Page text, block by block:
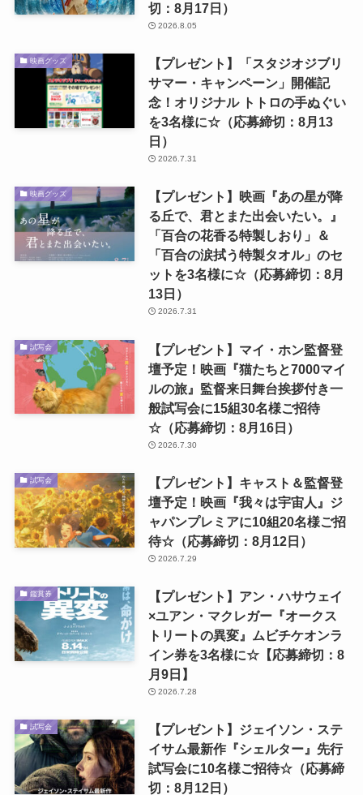
切：8月17日）
2026.8.05
映画グッズ
【プレゼント】「スタジオジブリ
サマー・キャンペーン」開催記
念！オリジナル トトロの手ぬぐい
を3名様に☆（応募締切：8月13
日）
2026.7.31
映画グッズ
【プレゼント】映画『あの星が降
る丘で、君とまた出会いたい。』
「百合の花香る特製しおり」＆
「百合の涙拭う特製タオル」のセ
ットを3名様に☆（応募締切：8月
13日）
2026.7.31
試写会
【プレゼント】マイ・ホン監督登
壇予定！映画『猫たちと7000マイ
ルの旅』監督来日舞台挨拶付き一
般試写会に15組30名様ご招待
☆（応募締切：8月16日）
2026.7.30
試写会
【プレゼント】キャスト＆監督登
壇予定！映画『我々は宇宙人』ジ
ャパンプレミアに10組20名様ご招
待☆（応募締切：8月12日）
2026.7.29
鑑賞券
【プレゼント】アン・ハサウェイ
×ユアン・マクレガー『オークス
トリートの異変』ムビチケオンラ
イン券を3名様に☆【応募締切：8
月9日】
2026.7.28
試写会
【プレゼント】ジェイソン・ステ
イサム最新作『シェルター』先行
試写会に10名様ご招待☆（応募締
切：8月12日）